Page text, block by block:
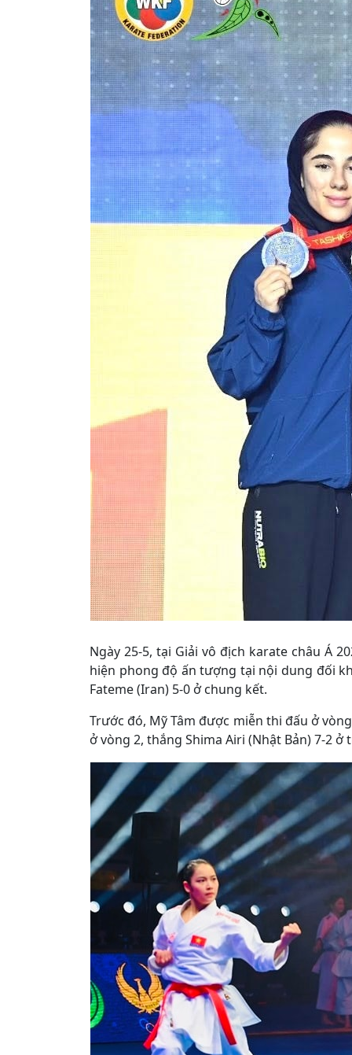
Ngày 25-5, tại Giải vô địch karate châu Á
hiện phong độ ấn tượng tại nội dung đối
Fateme (Iran) 5-0 ở chung kết.
Trước đó, Mỹ Tâm được miễn thi đấu ở
ở vòng 2, thắng Shima Airi (Nhật Bản) 7-2